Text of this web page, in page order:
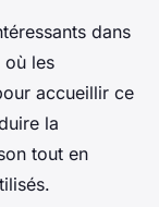
dans
où les
accueillir ce
la
tout en